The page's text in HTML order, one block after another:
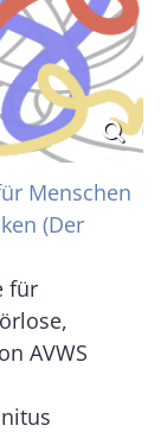
Menschen
(Der
für
AVWS